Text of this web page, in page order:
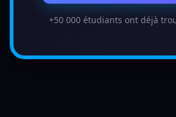
+50 000 étudiants ont déjà